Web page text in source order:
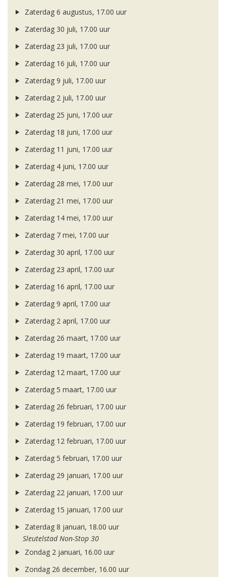
Zaterdag 6 augustus, 17.00 uur
Zaterdag 30 juli, 17.00 uur
Zaterdag 23 juli, 17.00 uur
Zaterdag 16 juli, 17.00 uur
Zaterdag 9 juli, 17.00 uur
Zaterdag 2 juli, 17.00 uur
Zaterdag 25 juni, 17.00 uur
Zaterdag 18 juni, 17.00 uur
Zaterdag 11 juni, 17.00 uur
Zaterdag 4 juni, 17.00 uur
Zaterdag 28 mei, 17.00 uur
Zaterdag 21 mei, 17.00 uur
Zaterdag 14 mei, 17.00 uur
Zaterdag 7 mei, 17.00 uur
Zaterdag 30 april, 17.00 uur
Zaterdag 23 april, 17.00 uur
Zaterdag 16 april, 17.00 uur
Zaterdag 9 april, 17.00 uur
Zaterdag 2 april, 17.00 uur
Zaterdag 26 maart, 17.00 uur
Zaterdag 19 maart, 17.00 uur
Zaterdag 12 maart, 17.00 uur
Zaterdag 5 maart, 17.00 uur
Zaterdag 26 februari, 17.00 uur
Zaterdag 19 februari, 17.00 uur
Zaterdag 12 februari, 17.00 uur
Zaterdag 5 februari, 17.00 uur
Zaterdag 29 januari, 17.00 uur
Zaterdag 22 januari, 17.00 uur
Zaterdag 15 januari, 17.00 uur
Zaterdag 8 januari, 18.00 uur
Sleutelstad Non-Stop 30
Zondag 2 januari, 16.00 uur
Zondag 26 december, 16.00 uur